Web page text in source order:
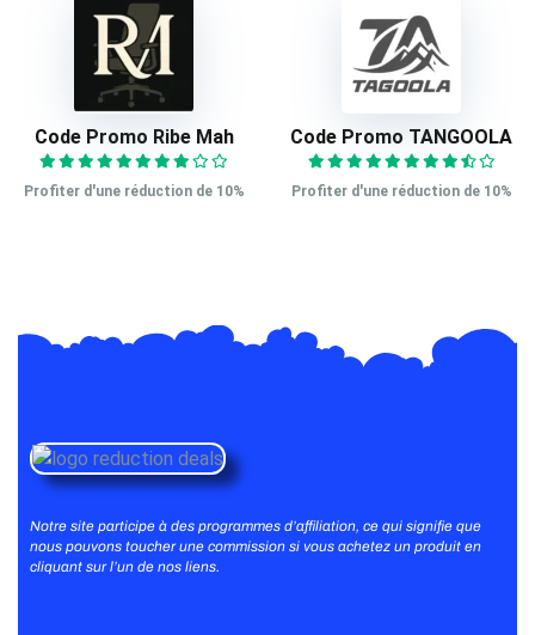
Code Promo Ribe Mah
Profiter d'une réduction de 10%
Code Promo TANGOOLA
Profiter d'une réduction de 10%
Notre site participe à des programmes d’affiliation, ce qui signifie que
nous pouvons toucher une commission si vous achetez un produit en
cliquant sur l’un de nos liens.